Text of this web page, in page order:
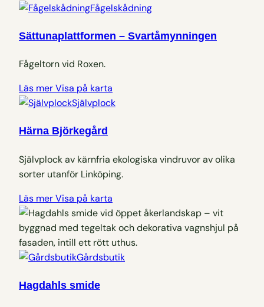
Fågelskådning
Sättunaplattformen – Svartåmynningen
Fågeltorn vid Roxen.
Läs merVisa på karta
Självplock
Härna Björkegård
Självplock av kärnfria ekologiska vindruvor av olika
sorter utanför Linköping.
Läs merVisa på karta
Gårdsbutik
Hagdahls smide